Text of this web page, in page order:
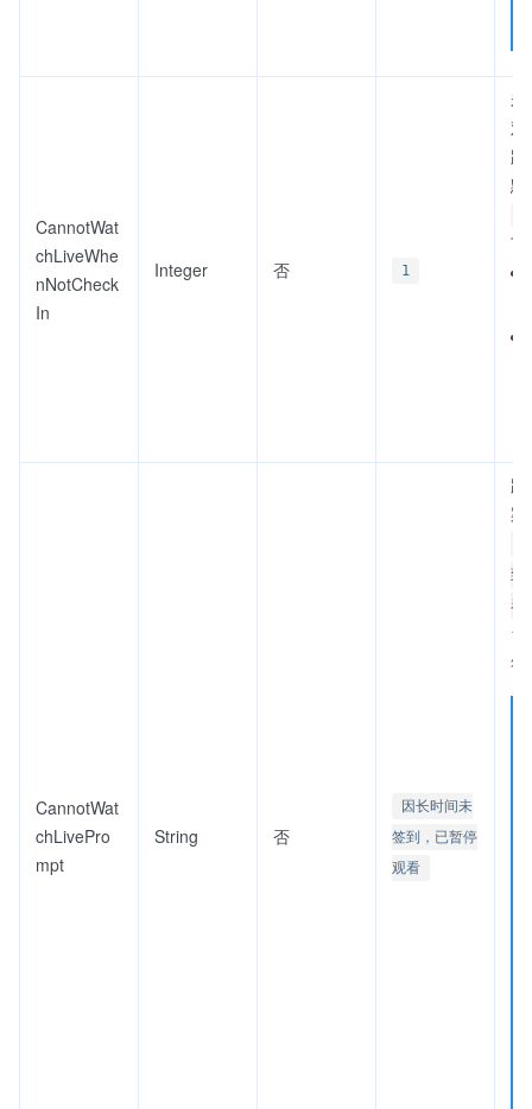
CannotWat
chLiveWhe
nNotCheck
In
Integer 否 1
未
观
默
下
CannotWat
chLivePro
mpt
String 否
因长时间未
签到，已暂停
观看
案
到
看
1
符